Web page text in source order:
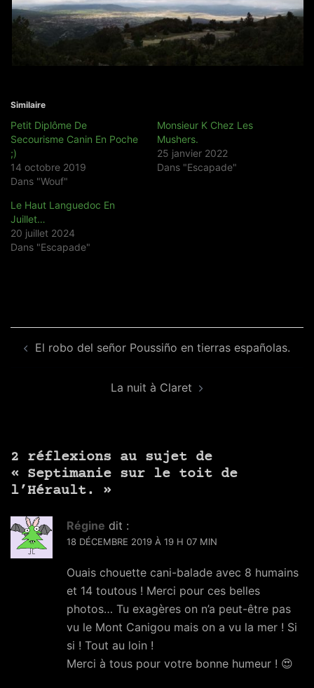
Similaire
Petit Diplôme De
Secourisme Canin En Poche
;)
14 octobre 2019
Dans "Wouf"
Monsieur K Chez Les
Mushers.
25 janvier 2022
Dans "Escapade"
Le Haut Languedoc En
Juillet…
20 juillet 2024
Dans "Escapade"
d’article
El robo del señor Poussiño en tierras españolas.
La nuit à Claret
2 réflexions au sujet de
« Septimanie sur le toit de
l’Hérault.
»
Régine dit :
18 DÉCEMBRE 2019 À 19 H 07 MIN
Ouais chouette cani-balade avec 8 humains
et 14 toutous ! Merci pour ces belles
photos… Tu exagères on n’a peut-être pas
vu le Mont Canigou mais on a vu la mer ! Si
si ! Tout au loin !
Merci à tous pour votre bonne humeur ! 😍